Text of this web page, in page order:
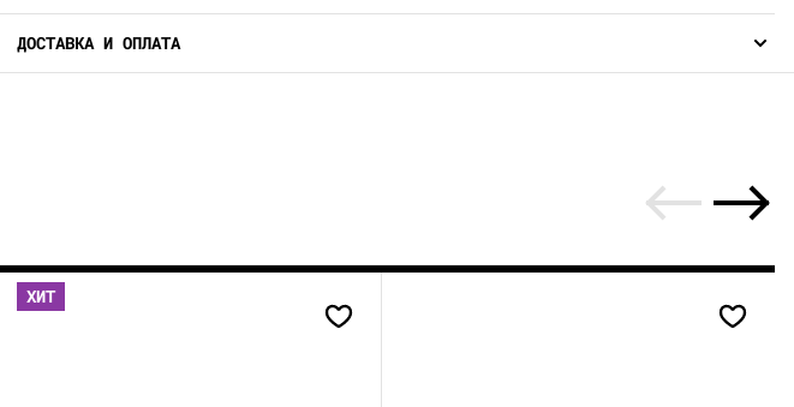
ДОСТАВКА И ОПЛАТА
ХИТ